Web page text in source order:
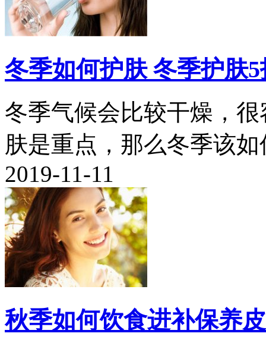
冬季如何护肤 冬季护肤5
冬季气候会比较干燥，
肤是重点，那么冬季该
2019-11-11
秋季如何饮食进补保养